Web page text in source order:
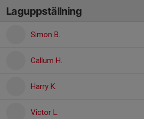
Laguppställning
Simon B.
Callum H.
Harry K.
Victor L.